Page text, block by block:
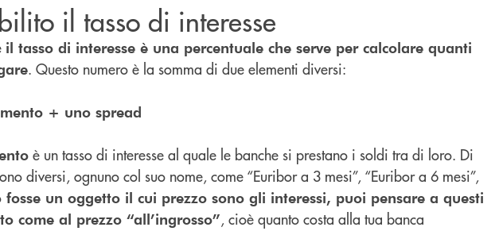
il tasso di interesse
il tasso di interesse è una percentuale che serve per calcolare quanti
. Questo numero è la somma di due elementi diversi:
+ uno spread
è un tasso di interesse al quale le banche si prestano i soldi tra di loro. Di
diversi, ognuno col suo nome, come “Euribor a 3 mesi”, “Euribor a 6 mesi”,
fosse un oggetto il cui prezzo sono gli interessi, puoi pensare a questi
come al prezzo “all’ingrosso”, cioè quanto costa alla tua banca